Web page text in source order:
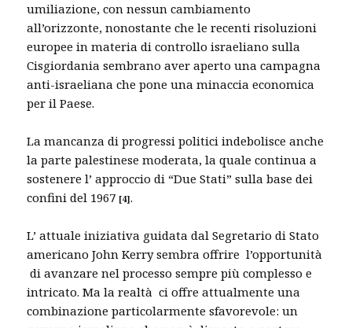
umiliazione, con nessun cambiamento
all’orizzonte, nonostante che le recenti risoluzioni
europee in materia di controllo israeliano sulla
Cisgiordania sembrano aver aperto una campagna
anti-israeliana che pone una minaccia economica
per il Paese.
La mancanza di progressi politici indebolisce anche
la parte palestinese moderata, la quale continua a
sostenere l’ approccio di “Due Stati” sulla base dei
confini del 1967 [4].
L’ attuale iniziativa guidata dal Segretario di Stato
americano John Kerry sembra offrire l’opportunità
di avanzare nel processo sempre più complesso e
intricato. Ma la realtà ci offre attualmente una
combinazione particolarmente sfavorevole: un